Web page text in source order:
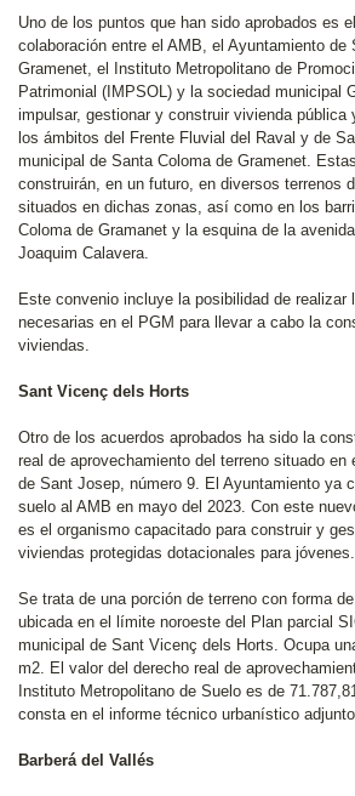
Uno de los puntos que han sido aprobados es
colaboración entre el AMB, el Ayuntamiento de
Gramenet, el Instituto Metropolitano de
Patrimonial (IMPSOL) y la sociedad municipal
impulsar, gestionar y construir vivienda pública
los ámbitos del Frente Fluvial del Raval y de
municipal de Santa Coloma de Gramenet.
construirán, en un futuro, en diversos terrenos
situados en dichas zonas, así como en los
Coloma de Gramanet y la esquina de la
Joaquim Calavera.
Este convenio incluye la posibilidad de realizar
necesarias en el PGM para llevar a cabo la
viviendas.
Sant Vicenç dels Horts
Otro de los acuerdos aprobados ha sido la
real de aprovechamiento del terreno situado en
de Sant Josep, número 9. El Ayuntamiento ya
suelo al AMB en mayo del 2023. Con este
es el organismo capacitado para construir y
viviendas protegidas dotacionales para jóvenes.
Se trata de una porción de terreno con forma
ubicada en el límite noroeste del Plan parcial
municipal de Sant Vicenç dels Horts. Ocupa
m2. El valor del derecho real de
Instituto Metropolitano de Suelo es de
consta en el informe técnico urbanístico
Barberá del Vallés